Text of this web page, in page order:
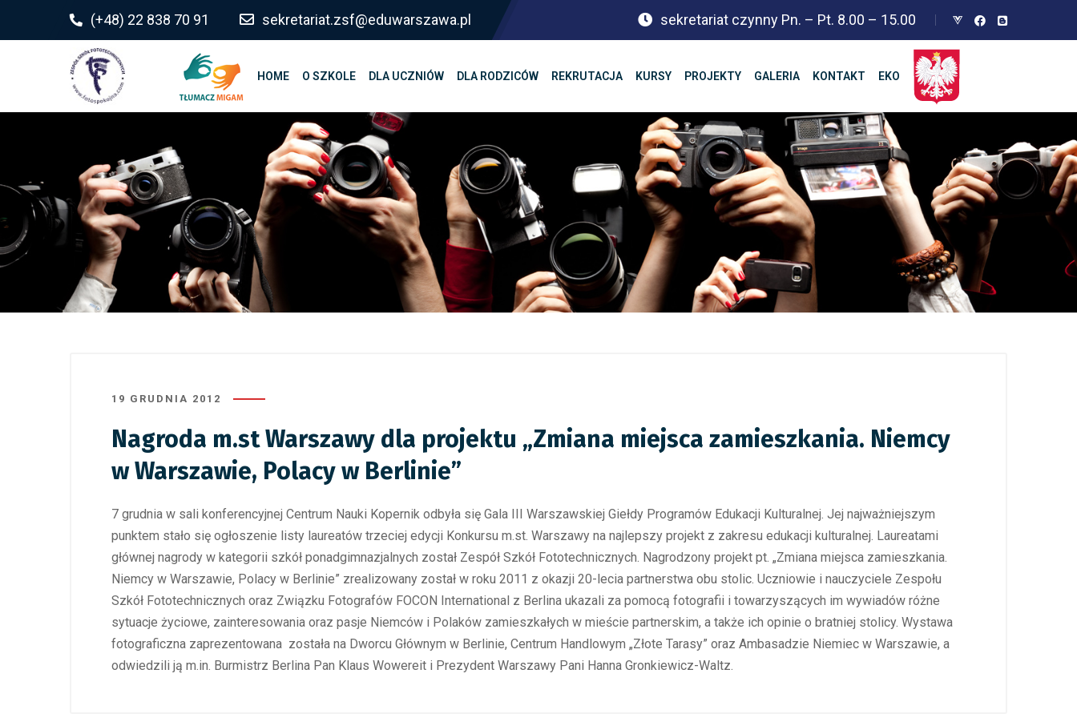
(+48) 22 838 70 91 sekretariat.zsf@eduwarszawa.pl sekretariat czynny Pn. – Pt. 8.00 – 15.00
HOME O SZKOLE DLA UCZNIÓW DLA RODZICÓW REKRUTACJA KURSY PROJEKTY GALERIA KONTAKT EKO
19 GRUDNIA 2012
Nagroda m.st Warszawy dla projektu „Zmiana miejsca zamieszkania. Niemcy
w Warszawie, Polacy w Berlinie”
7 grudnia w sali konferencyjnej Centrum Nauki Kopernik odbyła się Gala III Warszawskiej Giełdy Programów Edukacji Kulturalnej. Jej najważniejszym
punktem stało się ogłoszenie listy laureatów trzeciej edycji Konkursu m.st. Warszawy na najlepszy projekt z zakresu edukacji kulturalnej. Laureatami
głównej nagrody w kategorii szkół ponadgimnazjalnych został Zespół Szkół Fototechnicznych. Nagrodzony projekt pt. „Zmiana miejsca zamieszkania.
Niemcy w Warszawie, Polacy w Berlinie” zrealizowany został w roku 2011 z okazji 20-lecia partnerstwa obu stolic. Uczniowie i nauczyciele Zespołu
Szkół Fototechnicznych oraz Związku Fotografów FOCON International z Berlina ukazali za pomocą fotografii i towarzyszących im wywiadów różne
sytuacje życiowe, zainteresowania oraz pasje Niemców i Polaków zamieszkałych w mieście partnerskim, a także ich opinie o bratniej stolicy. Wystawa
fotograficzna zaprezentowana została na Dworcu Głównym w Berlinie, Centrum Handlowym „Złote Tarasy” oraz Ambasadzie Niemiec w Warszawie, a
odwiedzili ją m.in. Burmistrz Berlina Pan Klaus Wowereit i Prezydent Warszawy Pani Hanna Gronkiewicz-Waltz.